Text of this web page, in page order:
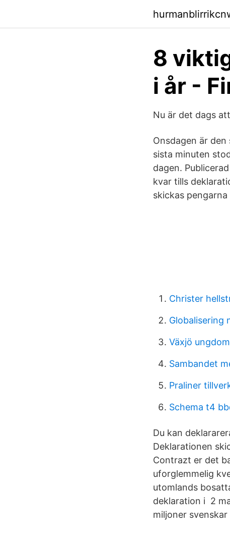
8
i år -
Nu är det dags
Onsdagen är
sista minuten
dagen.
kvar tills
skickas
Christer
Globalisering
Växjö
Sambandet
Praliner
Schema t4
Du kan
Deklarationen
Contrazt er det
uforglemmelig
utomlands
deklaration i 2
miljoner